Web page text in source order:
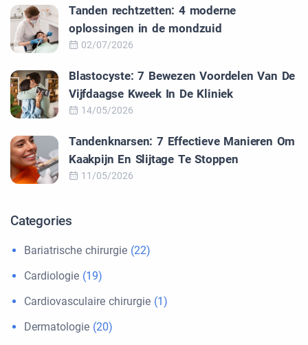
Tanden rechtzetten: 4 moderne
oplossingen in de mondzuid
02/07/2026
Blastocyste: 7 Bewezen Voordelen Van De
Vijfdaagse Kweek In De Kliniek
14/05/2026
Tandenknarsen: 7 Effectieve Manieren Om
Kaakpijn En Slijtage Te Stoppen
11/05/2026
Categories
Bariatrische chirurgie (22)
Cardiologie (19)
Cardiovasculaire chirurgie (1)
Dermatologie (20)